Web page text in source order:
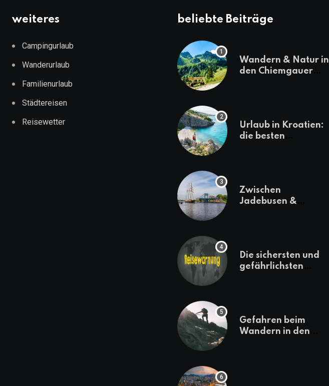
weiteres
Campingurlaub
Wanderurlaub
Familienurlaub
Städtereisen
Reisewetter
beliebte Beiträge
Wandern & Natur in
den Chiemgauer
Urlaub in Kroatien:
die besten
Zwischen
Jadebusen &
Die sichersten und
gefährlichsten
Gefahren beim
Wandern in den